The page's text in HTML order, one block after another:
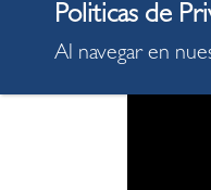
Al navegar en